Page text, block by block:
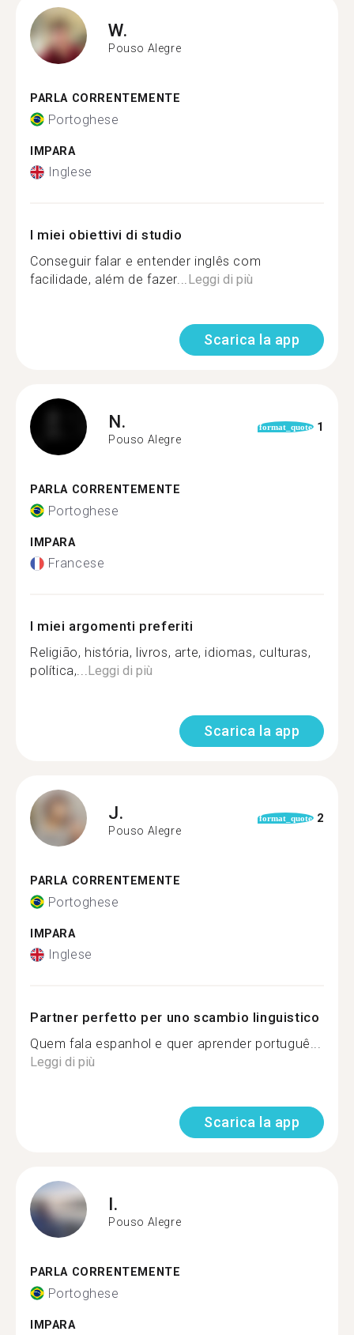
W.
Pouso Alegre
PARLA CORRENTEMENTE
Portoghese
IMPARA
Inglese
I miei obiettivi di studio
Conseguir falar e entender inglês com
facilidade, além de fazer...Leggi di più
Scarica la app
N.
Pouso Alegre
format_quote 1
PARLA CORRENTEMENTE
Portoghese
IMPARA
Francese
I miei argomenti preferiti
Religião, história, livros, arte, idiomas, culturas,
política,...Leggi di più
Scarica la app
J.
Pouso Alegre
format_quote 2
PARLA CORRENTEMENTE
Portoghese
IMPARA
Inglese
Partner perfetto per uno scambio linguistico
Quem fala espanhol e quer aprender portuguê...
Leggi di più
Scarica la app
I.
Pouso Alegre
PARLA CORRENTEMENTE
Portoghese
IMPARA